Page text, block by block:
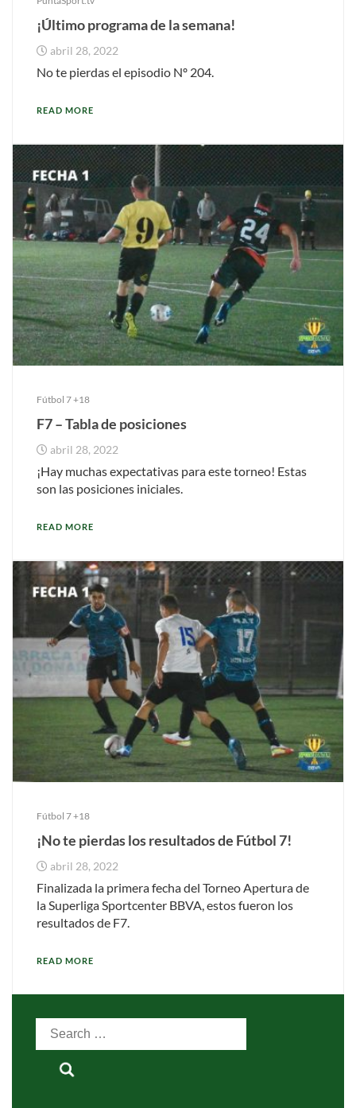
¡Último programa de la semana!
abril 28, 2022
No te pierdas el episodio Nº 204.
READ MORE
Fútbol 7 +18
F7 – Tabla de posiciones
abril 28, 2022
¡Hay muchas expectativas para este torneo! Estas
son las posiciones iniciales.
READ MORE
Fútbol 7 +18
¡No te pierdas los resultados de Fútbol 7!
abril 28, 2022
Finalizada la primera fecha del Torneo Apertura de
la Superliga Sportcenter BBVA, estos fueron los
resultados de F7.
READ MORE
Search
for: